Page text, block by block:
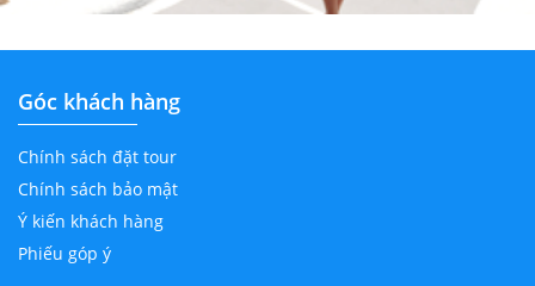
Góc khách hàng
Chính sách đặt tour
Chính sách bảo mật
Ý kiến khách hàng
Phiếu góp ý